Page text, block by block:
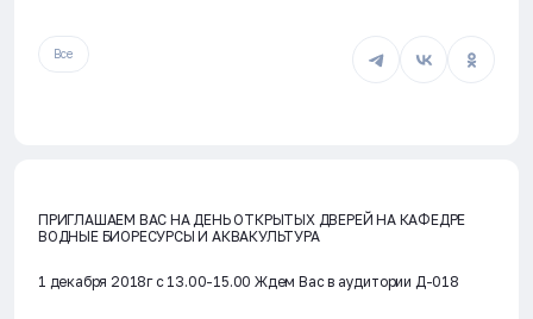
Все
ПРИГЛАШАЕМ ВАС НА ДЕНЬ ОТКРЫТЫХ ДВЕРЕЙ НА КАФЕДРЕ
ВОДНЫЕ БИОРЕСУРСЫ И АКВАКУЛЬТУРА
1 декабря 2018г с 13.00-15.00 Ждем Вас в аудитории Д-018